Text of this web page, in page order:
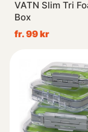
VATN Slim Tri
Box
fr. 99 kr